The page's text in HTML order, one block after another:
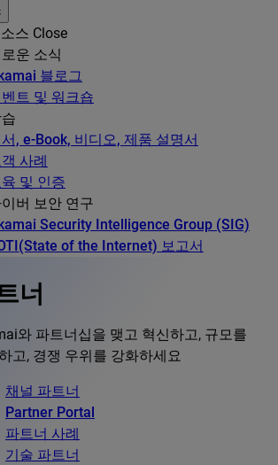
스 Close
운 소식
블로그
트 및 워크숍
, e-Book, 비디오, 제품 설명서
사례
및 인증
버 보안 연구
Security Intelligence Group (SIG)
of the Internet) 보고서
너
와 파트너십을 맺고 혁신하고, 규모를
고, 경쟁 우위를 강화하세요
채널 파트너
Partner Portal
파트너 사례
기술 파트너